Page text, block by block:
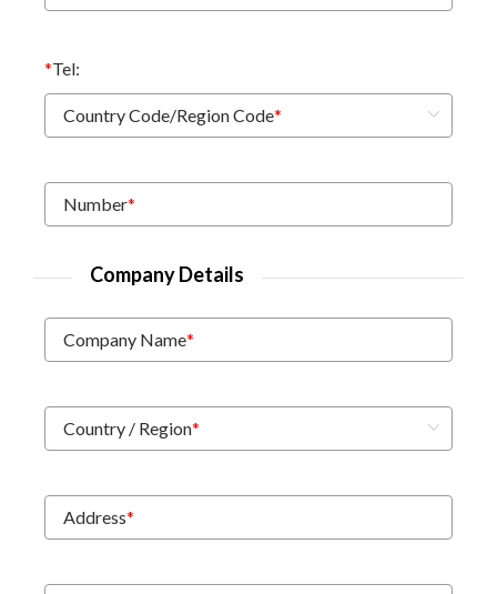
*Tel:
Country Code/Region Code*
Number*
Company Details
Company Name*
Country / Region*
Address*